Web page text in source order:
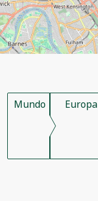
Mundo Europa